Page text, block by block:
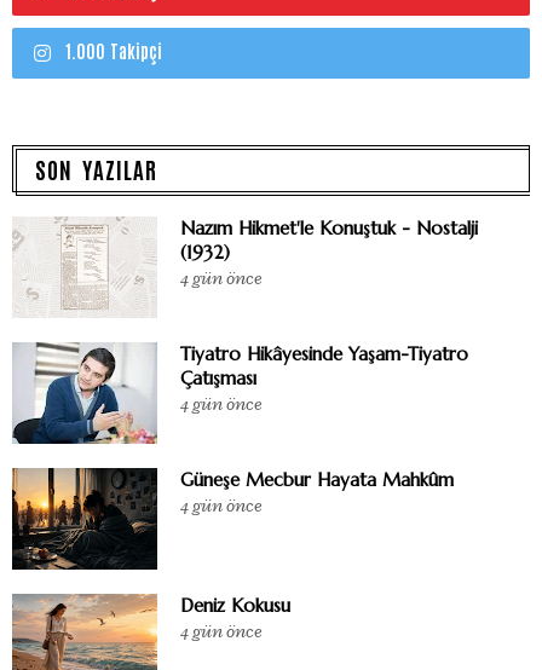
1.000 Takipçi
SON YAZILAR
Nazım Hikmet'le Konuştuk - Nostalji
(1932)
4 gün önce
Tiyatro Hikâyesinde Yaşam-Tiyatro
Çatışması
4 gün önce
Güneşe Mecbur Hayata Mahkûm
4 gün önce
Deniz Kokusu
4 gün önce